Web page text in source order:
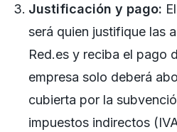
Justificación y pago:
será quien justifique las
Red.es y reciba el pago
empresa solo deberá
cubierta por la
impuestos indirectos